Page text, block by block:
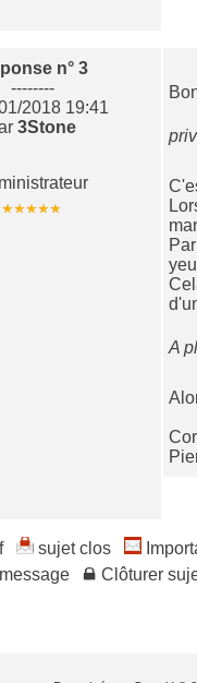
n° 3
--------
2018 19:41
3Stone
A
sujet clos
Clôturer